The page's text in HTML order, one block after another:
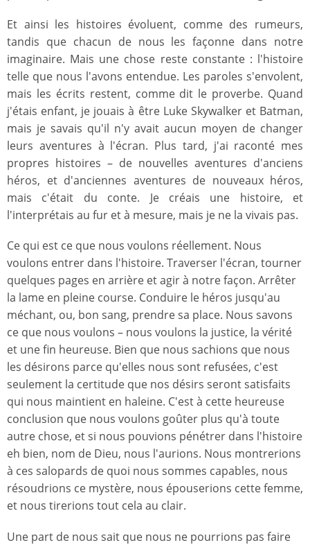
Et ainsi les histoires évoluent, comme des rumeurs,
tandis que chacun de nous les façonne dans notre
imaginaire. Mais une chose reste constante : l'histoire
telle que nous l'avons entendue. Les paroles s'envolent,
mais les écrits restent, comme dit le proverbe. Quand
j'étais enfant, je jouais à être Luke Skywalker et Batman,
mais je savais qu'il n'y avait aucun moyen de changer
leurs aventures à l'écran. Plus tard, j'ai raconté mes
propres histoires – de nouvelles aventures d'anciens
héros, et d'anciennes aventures de nouveaux héros,
mais c'était du conte. Je créais une histoire, et
l'interprétais au fur et à mesure, mais je ne la vivais pas.
Ce qui est ce que nous voulons réellement. Nous
voulons entrer dans l'histoire. Traverser l'écran, tourner
quelques pages en arrière et agir à notre façon. Arrêter
la lame en pleine course. Conduire le héros jusqu'au
méchant, ou, bon sang, prendre sa place. Nous savons
ce que nous voulons – nous voulons la justice, la vérité
et une fin heureuse. Bien que nous sachions que nous
les désirons parce qu'elles nous sont refusées, c'est
seulement la certitude que nos désirs seront satisfaits
qui nous maintient en haleine. C'est à cette heureuse
conclusion que nous voulons goûter plus qu'à toute
autre chose, et si nous pouvions pénétrer dans l'histoire
eh bien, nom de Dieu, nous l'aurions. Nous montrerions
à ces salopards de quoi nous sommes capables, nous
résoudrions ce mystère, nous épouserions cette femme,
et nous tirerions tout cela au clair.
Une part de nous sait que nous ne pourrions pas faire